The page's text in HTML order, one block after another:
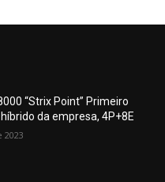
“Strix Point” Primeiro
da empresa, 4P+8E
2023